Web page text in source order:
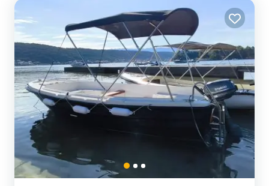
einer stabilen Konstruktion und einer präzisen Steuerung ist die
Barracuda...